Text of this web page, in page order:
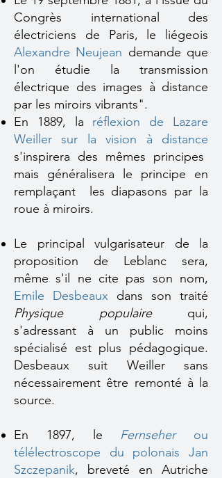
Congrès international des
électriciens de Paris, le liégeois
Alexandre Neujean demande que
l'on étudie la transmission
électrique des images à distance
par les miroirs vibrants".
En 1889, la réflexion de Lazare
Weiller sur la vision à distance
s'inspirera des mêmes principes
mais généralisera le principe en
remplaçant les diapasons par la
roue à miroirs.
Le principal vulgarisateur de la
proposition de Leblanc sera,
même s'il ne cite pas son nom,
Emile Desbeaux dans son traité
Physique populairequi,
s'adressant à un public moins
spécialisé est plus pédagogique.
Desbeaux suit Weiller sans
nécessairement être remonté à la
source.
En 1897, le Fernseherou
télélectroscope du polonais Jan
Szczepanik, breveté en Autriche